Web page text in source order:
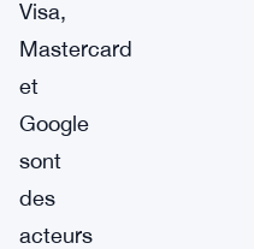
Visa,
Mastercard
et
Google
sont
des
acteurs